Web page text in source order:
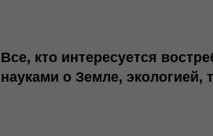
Все, кто интересуется
науками о Земле,